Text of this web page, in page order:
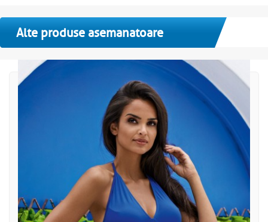
Alte produse asemanatoare